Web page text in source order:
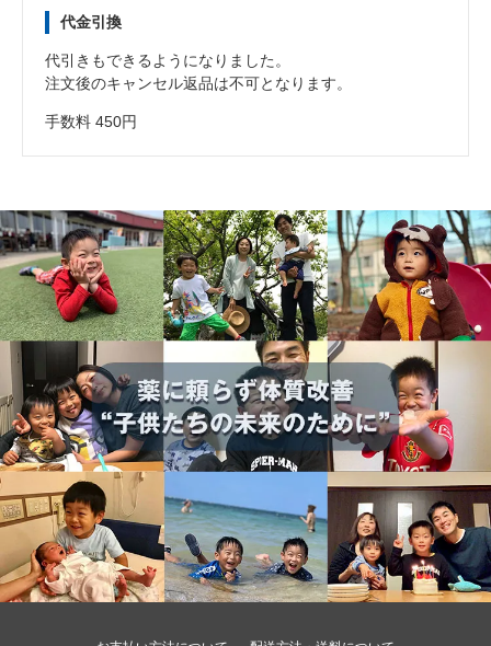
代金引換
代引きもできるようになりました。
注文後のキャンセル返品は不可となります。
手数料 450円